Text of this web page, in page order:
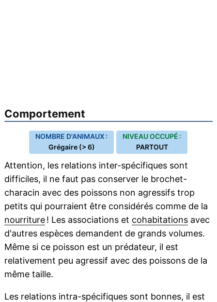
Comportement
NOMBRE D'ANIMAUX :
Grégaire (> 6)
NIVEAU OCCUPÉ :
PARTOUT
Attention, les relations inter-spécifiques sont
difficiles, il ne faut pas conserver le brochet-
characin avec des poissons non agressifs trop
petits qui pourraient être considérés comme de la
nourriture! Les associations et cohabitationsavec
d'autres espèces demandent de grands volumes.
Même si ce poisson est un prédateur, il est
relativement peu agressif avec des poissons de la
même taille.
Les relations intra-spécifiques sont bonnes, il est